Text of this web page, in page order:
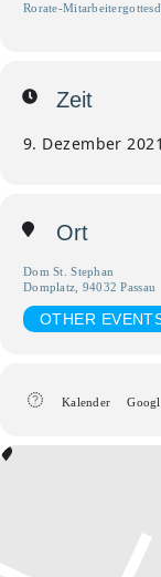
Rorate-
Zeit
9. Dezember 2021
Ort
Dom St. Stephan
Domplatz, 94032 Passau
OTHER
Kalender